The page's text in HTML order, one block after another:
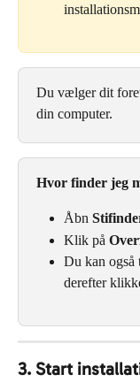
Du vælger dit
din computer.
Hvor finder jeg
Åbn
Klik på
Du kan også
derefter
3. Start